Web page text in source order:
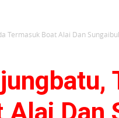
Termasuk Boat Alai Dan